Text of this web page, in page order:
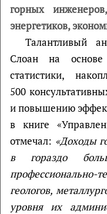
горных
энергетиков,
Талантливый
Слоан на
статистики,
500
и повышению
в книге
отмечал: «Доходы
в гораздо
профессионально-
геологов,
уровня их